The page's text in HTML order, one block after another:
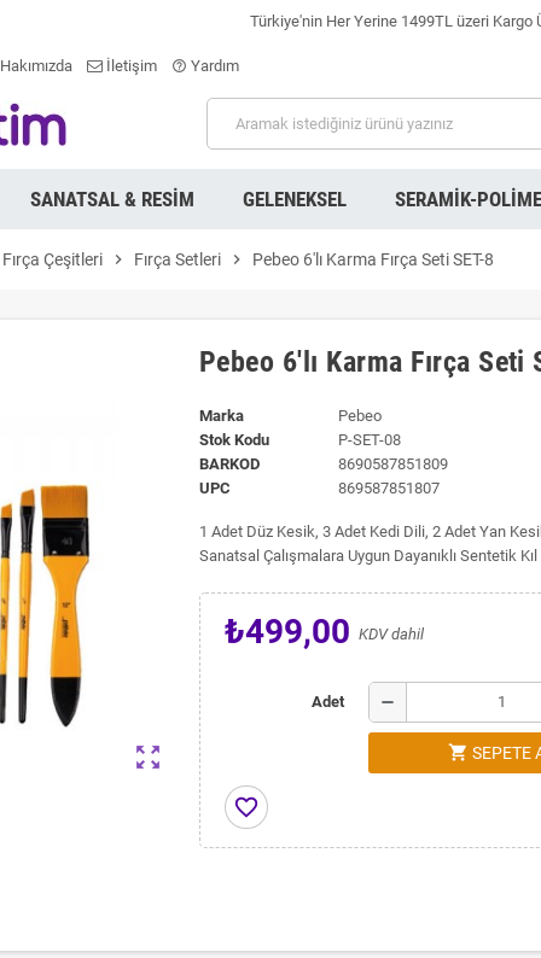
Türkiye'nin Her Yerine 1499TL üzeri Kargo
Hakımızda İletişim help_outline Yardım
SANATSAL & RESIM GELENEKSEL SERAMIK-
Fırça Çeşitleri chevron_right Fırça Setleri chevron_right Pebeo 6'lı Karma Fırça Seti SET-8
zoom_out_map
Pebeo 6'lı Karma Fırça Seti
Marka
Pebeo
Stok Kodu
P-SET-08
BARKOD
8690587851809
UPC
869587851807
1 Adet Düz Kesik, 3 Adet Kedi Dili, 2 Adet Yan
Sanatsal Çalışmalara Uygun Dayanıklı Sentetik Kıl
₺499,00 KDV dahil
Adet remove
shopping_cart SEPETE
favorite_border